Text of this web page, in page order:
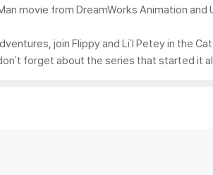
movie from DreamWorks Animation and
join Flippy and Li'l Petey in the
forget about the series that started it